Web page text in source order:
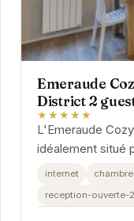
Emeraude
District 2
★★★★★
L'Emeraude
idéalement situé
d'Honfleur. À
internet
reception-ouverte-